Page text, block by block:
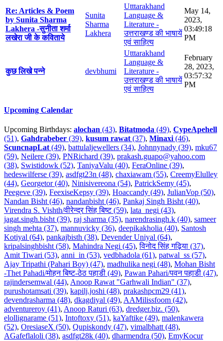
Re: Articles & Poem
by Sunita Sharma
Lakhera -सुनीता शर्मा
लखेरा जी के कविताये
Sunita
Sharma
Lakhera
Utttarakhand
Language &
Literature -
उत्तराखण्ड की भाषायें
एवं साहित्य
May 14,
2023,
03:49:18
PM
कुछ लिखे पन्ने devbhumi
Utttarakhand
Language &
Literature -
उत्तराखण्ड की भाषायें
एवं साहित्य
February
28, 2023,
03:57:32
PM
Upcoming Calendar
Upcoming Birthdays: alochan (43), Bitatmoda (49), CypeApehell
(51), Gahdrabeber (39), kusum rawat(37), Minaxi(46),
ScuncnapLat(49), battulaljewellers (34), Johnnynady (39), mku67
(59), Neilere (39), PNRichard (39), prakash.guapo@yahoo.com
(38), Swistidowk (52), TaniyaValu (40), FeraOnline (39),
hedeswilferse (39), asdfgt23n (48), chaxiawam (55), CreemyElulley
(44), Georgetor (40), Ninisivereona (54), PatrickSemy (45),
Peegeve (39), FeexiseKepsy (39), Hoaccandy (49), JulianVop (50),
Nandan Bisht (46), nandanbisht (46), Pankaj Singh Bisht (40),
Virendra S. Vishth/वीरेन्द्र सिंह बिष्ट (59), lata_negi (43),
jagat.singh.bisht (39), raj sharma (35), narendrasingh.k (40), sameer
singh mehta (37), mannuvicky (36), deepikakholia (40), Santosh
Kotiyal (64), pankajbisth (38), Devender Uniyal (64),
kripalsinghbisht (58), Mahindra Negi (45),विनोद सिंह गढ़िया (37),
Amit Tiwari (53), anni_in (53), vedbhadola (61), patwal_ss (57),
Ajay Tripathi (Pahari Boy) (47), madhulika negi (48), Mohan Bisht
-Thet Pahadi/मोहन बिष्ट-ठेठ पहाडी (49), Pawan Pahari/पवन पहाडी (47),
rajindersemwal (44), Anoop Rawat "Garhwali Indian" (37),
purushotamsati (39), kapilj.joshi (48), prakashpcm29 (41),
devendrasharma (48), dkagdiyal (49), AAMilissfoom (42),
adventureroy (41), Anoop Raturi (63), dredger.biz. (50),
elollignarame (51), Intoftoxy (51), kaYaftike (49), malenkawera
(52), OresiaseX (50), Qupiskondy (47), vimalbhatt (48),
AGafeflaloli (38), asdfgt28k (40), dharmendra (50), EmyKocur